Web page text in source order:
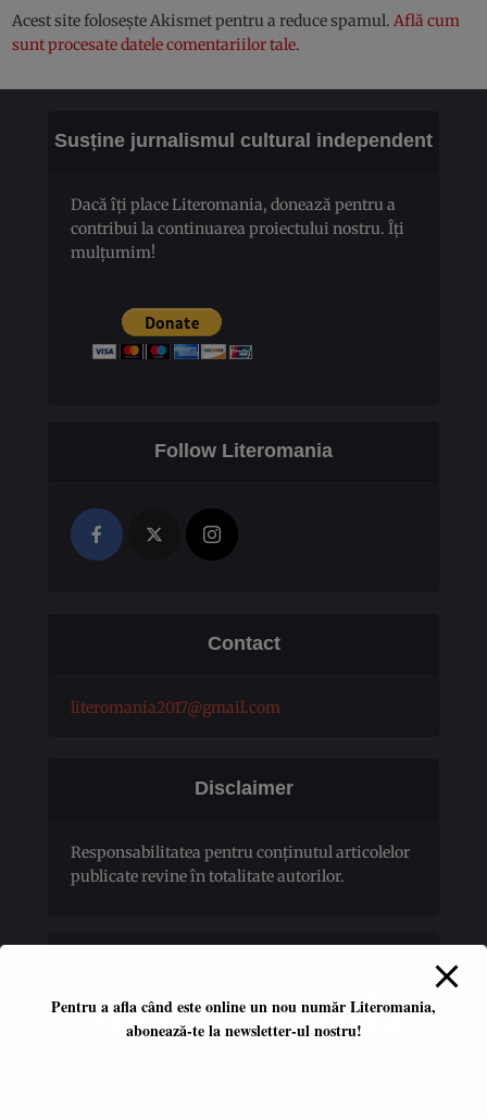
Acest site folosește Akismet pentru a reduce spamul. Află cum
sunt procesate datele comentariilor tale.
Susține jurnalismul cultural independent
Dacă îți place Literomania, donează pentru a
contribui la continuarea proiectului nostru. Îți
mulțumim!
Follow Literomania
Contact
literomania2017@gmail.com
Disclaimer
Responsabilitatea pentru conţinutul articolelor
publicate revine în totalitate autorilor.
Pentru a afla când este online un nou număr Literomania,
abonează-te la newsletter-ul nostru!